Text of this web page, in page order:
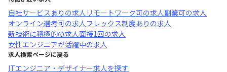
自社サービスあり の求人 リモートワーク可の求人副業可の求人
オンライン選考可の求人フレックス制度あり の求人
新技術に積極的の求人面接1回の求人
女性エンジニアが活躍中の求人
求人検索ページに戻る
ITエンジニア・デザイナー求人を探す